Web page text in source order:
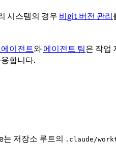
시스템의 경우 비git 버전 관리
이전트와 에이전트 팀은 작업
합니다.
저장소 루트의 .claude/